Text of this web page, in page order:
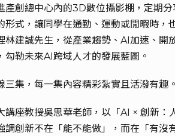
產創總中心內的3D數位攝影棚，定期
形式，讓同學在通勤、運動或閒暇時
林建誠先生，從產業趨勢、AI加速、
勾勒未來AI跨域人才的發展藍圖。
三集，每一集內容精彩紮實且活潑有趣。
講座教授吳思華老師，以「AI × 創新
調創新不在「能不能做」，而在「有沒